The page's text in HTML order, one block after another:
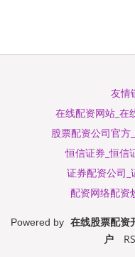
友情
在线配资网站_在
股票配资公司官方
恒信证券_恒信
证券配资公司_
配资网络配资
Powered by 在线股票配资
户